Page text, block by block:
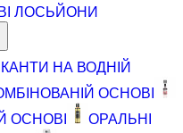
ЛОСЬЙОНИ
НА ВОДНІЙ
ОСНОВІ
ОСНОВІ
ОРАЛЬНІ